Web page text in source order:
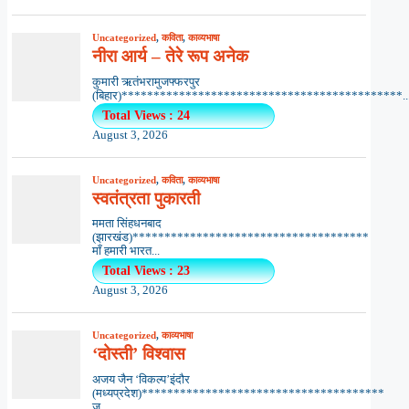
Uncategorized,कविता,काव्यभाषा
नीरा आर्य – तेरे रूप अनेक
कुमारी ऋतंभरामुजफ्फरपुर
Total Views : 24
August 3, 2026
Uncategorized,कविता,काव्यभाषा
स्वतंत्रता पुकारती
ममता सिंहधनबाद
(झारखंड)*************************************
माँ हमारी भारत...
Total Views : 23
August 3, 2026
Uncategorized,काव्यभाषा
‘दोस्ती’ विश्वास
अजय जैन ‘विकल्प’इंदौर
(मध्यप्रदेश)**************************************